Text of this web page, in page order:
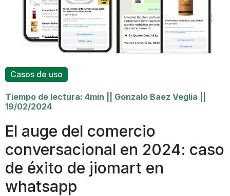
Casos de uso
Tiempo de lectura: 4min Gonzalo Baez Veglia
19/02/2024
El auge del comercio
conversacional en 2024: caso
de éxito de jiomart en
whatsapp